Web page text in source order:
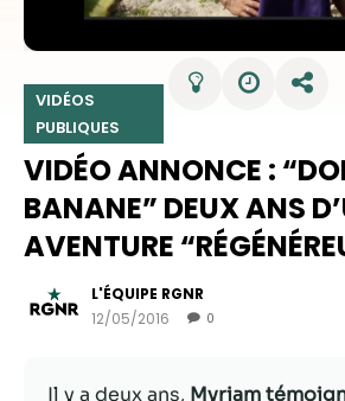
VIDÉOS
PUBLIQUES
VIDÉO ANNONCE :
BANANE” DEUX ANS
AVENTURE
L'ÉQUIPE RGNR
12/05/2016
0
Il y a deux ans, Myriam